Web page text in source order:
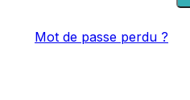
Mot de passe perdu ?